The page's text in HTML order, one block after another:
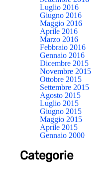
Luglio 2016
Giugno 2016
Maggio 2016
Aprile 2016
Marzo 2016
Febbraio 2016
Gennaio 2016
Dicembre 2015
Novembre 2015
Ottobre 2015
Settembre 2015
Agosto 2015
Luglio 2015
Giugno 2015
Maggio 2015
Aprile 2015
Gennaio 2000
Categorie